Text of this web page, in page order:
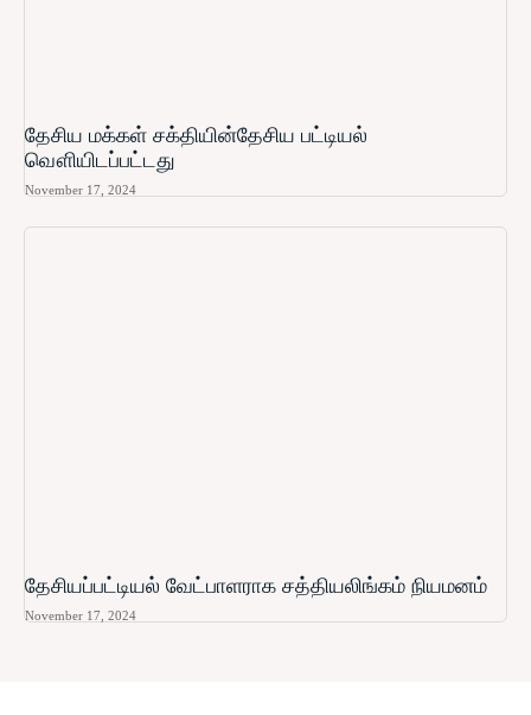
தேசிய மக்கள் சக்தியின்தேசிய பட்டியல்
வௌியிடப்பட்டது
November 17, 2024
தேசியப்பட்டியல் வேட்பாளராக சத்தியலிங்கம் நியமனம்
November 17, 2024